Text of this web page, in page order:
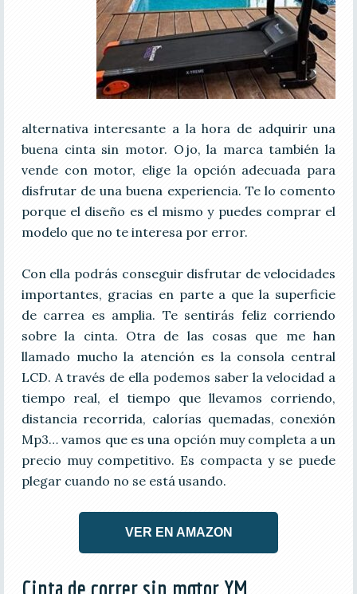
alternativa interesante a la hora de adquirir una
buena cinta sin motor. Ojo, la marca también la
vende con motor, elige la opción adecuada para
disfrutar de una buena experiencia. Te lo comento
porque el diseño es el mismo y puedes comprar el
modelo que no te interesa por error.
Con ella podrás conseguir disfrutar de velocidades
importantes, gracias en parte a que la superficie
de carrea es amplia. Te sentirás feliz corriendo
sobre la cinta. Otra de las cosas que me han
llamado mucho la atención es la consola central
LCD. A través de ella podemos saber la velocidad a
tiempo real, el tiempo que llevamos corriendo,
distancia recorrida, calorías quemadas, conexión
Mp3… vamos que es una opción muy completa a un
precio muy competitivo. Es compacta y se puede
plegar cuando no se está usando.
VER EN AMAZON
Cinta de correr sin motor YM